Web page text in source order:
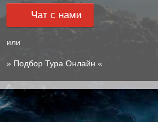
Чат с нами
или
» Подбор Тура Онлайн «